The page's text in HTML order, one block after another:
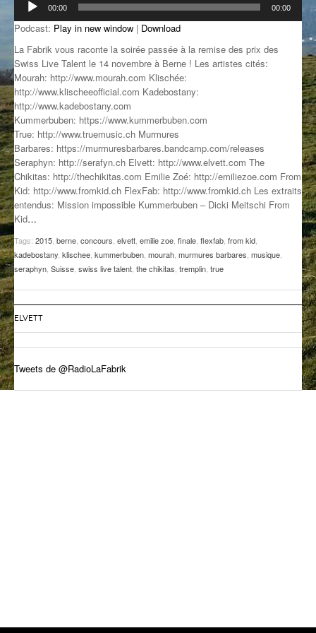
IL ÉTAIT UNE FOIS
L’ASTUCE DE LA PORTE EN BOIS
LA FABRIK POÉTIK
LA MINUTE LITTÉRAIRE
LA SOUTERRAINE
MUSIQUE DES ANTIPODES
SONORIK
THEME FORCE
ZIRCONIUM
ANCIENNES ÉMISSIONS
audio
00:00 00:00
Podcast: Play in new window | Download
La Fabrik vous raconte la soirée passée à la remise des prix des
Swiss Live Talent le 14 novembre à Berne ! Les artistes cités:
Mourah: http://www.mourah.com Klischée:
http://www.klischeeofficial.com Kadebostany:
http://www.kadebostany.com
Kummerbuben: https://www.kummerbuben.com
True: http://www.truemusic.ch Murmures
Barbares: https://murmuresbarbares.bandcamp.com/releases
Seraphyn: http://serafyn.ch Elvett: http://www.elvett.com The
Chikitas: http://thechikitas.com Emilie Zoé: http://emiliezoe.com From
Kid: http://www.fromkid.ch FlexFab: http://www.fromkid.ch Les extraits
entendus: Mission impossible Kummerbuben – Dicki Meitschi From
Kid…
Tags: 2015 berne concours elvett emilie zoe finale flexfab from kid
kadebostany klischee kummerbuben mourah murmures barbares musique
seraphyn Suisse swiss live talent the chikitas tremplin true
ELVETT
Tweets de @RadioLaFabrik